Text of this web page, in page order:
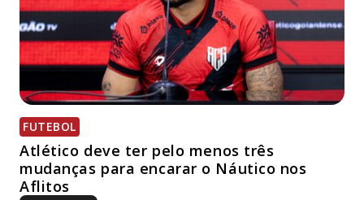
FUTEBOL
Atlético deve ter pelo menos três
mudanças para encarar o Náutico nos
Aflitos